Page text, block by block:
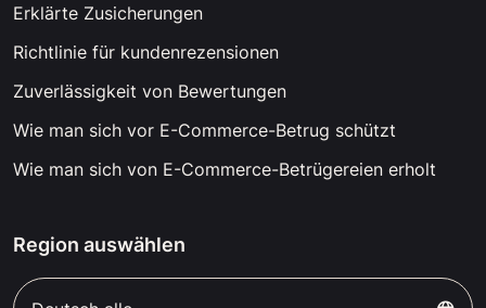
Erklärte Zusicherungen
Richtlinie für kundenrezensionen
Zuverlässigkeit von Bewertungen
Wie man sich vor E-Commerce-Betrug schützt
Wie man sich von E-Commerce-Betrügereien erholt
Region auswählen